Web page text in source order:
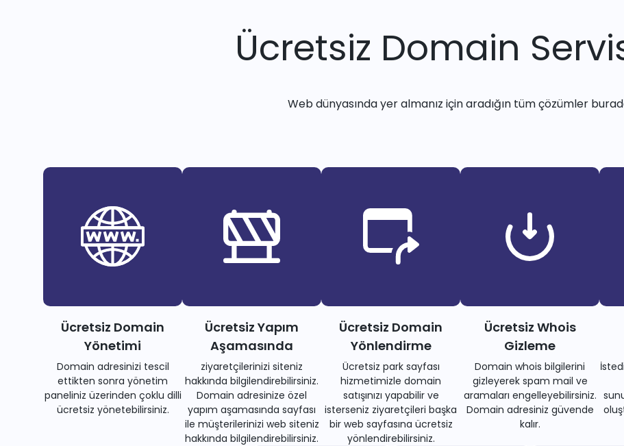
Ücretsiz Domain
Web dünyasında yer almanız için aradığın tüm çözümler
Ücretsiz Domain
Yönetimi
Domain adresinizi tescil
ettikten sonra yönetim
paneliniz üzerinden çoklu dilli
ücretsiz yönetebilirsiniz.
Ücretsiz Yapım
Aşamasında
ziyaretçilerinizi siteniz
hakkında bilgilendirebilirsiniz.
Domain adresinize özel
yapım aşamasında sayfası
ile müşterilerinizi web siteniz
hakkında bilgilendirebilirsiniz.
Ücretsiz Domain
Yönlendirme
Ücretsiz park sayfası
hizmetimizle domain
satışınızı yapabilir ve
isterseniz ziyaretçileri başka
bir web sayfasına ücretsiz
yönlendirebilirsiniz.
Ücretsiz Whois
Gizleme
Domain whois bilgilerini
gizleyerek spam mail ve
aramaları engelleyebilirsiniz.
Domain adresiniz güvende
kalır.